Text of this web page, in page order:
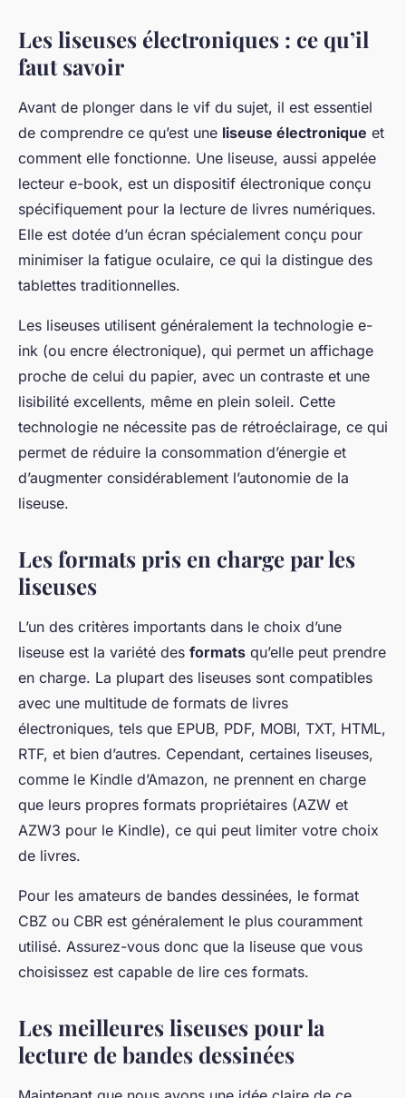
Les liseuses électroniques : ce qu’il
faut savoir
Avant de plonger dans le vif du sujet, il est essentiel
de comprendre ce qu’est une liseuse électronique et
comment elle fonctionne. Une liseuse, aussi appelée
lecteur e-book, est un dispositif électronique conçu
spécifiquement pour la lecture de livres numériques.
Elle est dotée d’un écran spécialement conçu pour
minimiser la fatigue oculaire, ce qui la distingue des
tablettes traditionnelles.
Les liseuses utilisent généralement la technologie e-
ink (ou encre électronique), qui permet un affichage
proche de celui du papier, avec un contraste et une
lisibilité excellents, même en plein soleil. Cette
technologie ne nécessite pas de rétroéclairage, ce qui
permet de réduire la consommation d’énergie et
d’augmenter considérablement l’autonomie de la
liseuse.
Les formats pris en charge par les
liseuses
L’un des critères importants dans le choix d’une
liseuse est la variété des formats qu’elle peut prendre
en charge. La plupart des liseuses sont compatibles
avec une multitude de formats de livres
électroniques, tels que EPUB, PDF, MOBI, TXT, HTML,
RTF, et bien d’autres. Cependant, certaines liseuses,
comme le Kindle d’Amazon, ne prennent en charge
que leurs propres formats propriétaires (AZW et
AZW3 pour le Kindle), ce qui peut limiter votre choix
de livres.
Pour les amateurs de bandes dessinées, le format
CBZ ou CBR est généralement le plus couramment
utilisé. Assurez-vous donc que la liseuse que vous
choisissez est capable de lire ces formats.
Les meilleures liseuses pour la
lecture de bandes dessinées